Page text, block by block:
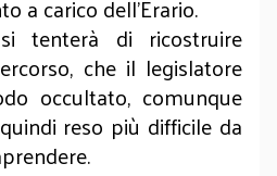
a carico dell’Erario.
tenterà di ricostruire
che il legislatore
occultato, comunque
reso più difficile da